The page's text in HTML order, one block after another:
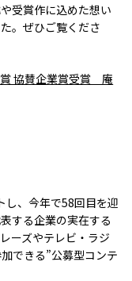
受賞作に込めた想い
。ぜひご覧くださ
協賛企業賞受賞 庵
、今年で58回目を迎
する企業の実在する
ーズやテレビ・ラジ
できる”公募型コンテ